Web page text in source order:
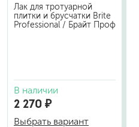
Лак для тротуарной
плитки и брусчатки Brite
Professional / Брайт Проф
В наличии
2 270 ₽
Выбрать вариант